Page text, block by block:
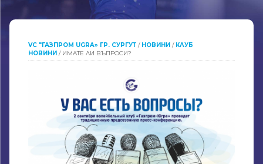
VC "ГАЗПРОМ UGRA» ГР. СУРГУТ / НОВИНИ / КЛУБ
НОВИНИ / ИМАТЕ ЛИ ВЪПРОСИ?